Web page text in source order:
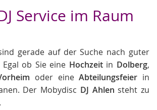
Service im Raum
gerade auf der Suche nach guter
ob Sie eine Hochzeitin Dolberg,
oder eineAbteilungsfeier in
Der Mobydisc DJ Ahlen steht zu